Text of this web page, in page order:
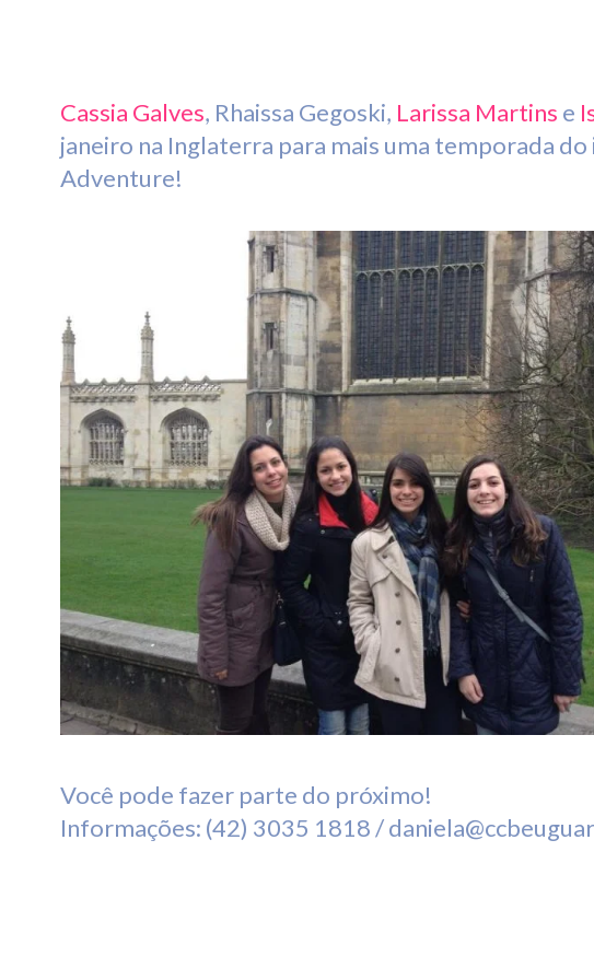
Cassia Galves, Rhaissa Gegoski, Larissa Martins e
janeiro na Inglaterra para mais uma temporada
Adventure!
Você pode fazer parte do próximo!
Informações: (42) 3035 1818 /